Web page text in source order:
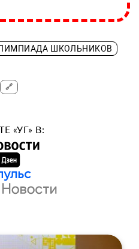
ШКОЛЬНИКОВ
🔗
«УГ» В: